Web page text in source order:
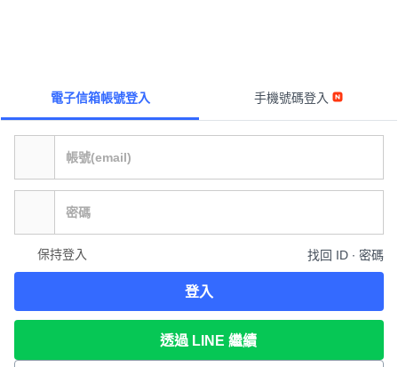
電子信箱帳號登入 手機號碼登入
保持登入 找回 ID ∙ 密碼
登入
透過 LINE 繼續